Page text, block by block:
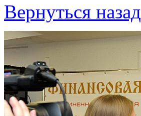
Вернуться назад